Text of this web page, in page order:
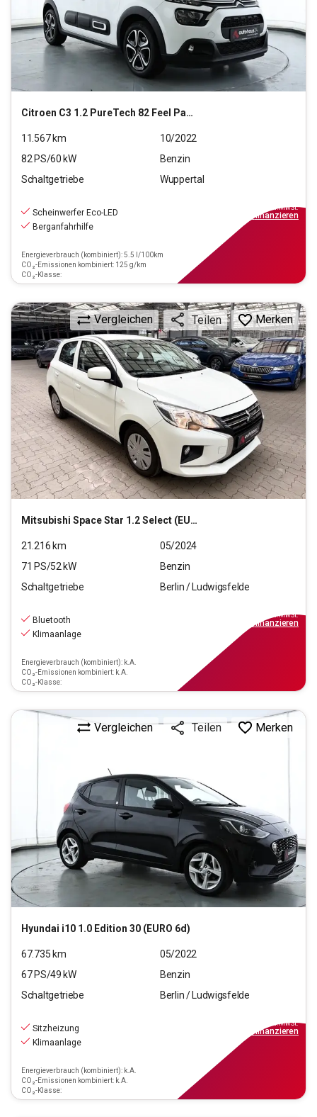
Citroen C3 1.2 PureTech 82 Feel Pack Stop&Start (EURO 6d)
11.567km
10/2022
82 PS/60 kW
Benzin
Schaltgetriebe
Wuppertal
Scheinwerfer Eco-LED
Berganfahrhilfe
Energieverbrauch (kombiniert): 5.5 l/100km
CO₂-Emissionen kombiniert: 125 g/km
CO₂-Klasse:
inkl.MwSt.
finanzieren
Mitsubishi Space Star 1.2 Select (EURO 6d)
Vergleichen Teilen Merken
21.216 km
05/2024
71 PS/52kW
Benzin
Schaltgetriebe
Berlin / Ludwigsfelde
Bluetooth
Klimaanlage
Energieverbrauch (kombiniert): k.A.
CO₂-Emissionen kombiniert: k.A.
CO₂-Klasse:
inkl.MwSt.
finanzieren
Hyundai i10 1.0 Edition 30 (EURO 6d)
Vergleichen Teilen Merken
67.735km
05/2022
67PS/49kW
Benzin
Schaltgetriebe
Berlin / Ludwigsfelde
Sitzheizung
Klimaanlage
Energieverbrauch (kombiniert): k.A.
CO₂-Emissionen kombiniert: k.A.
CO₂-Klasse:
inkl.MwSt.
finanzieren